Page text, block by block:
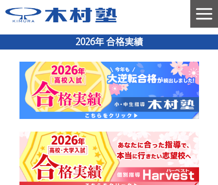
2026年 合格実績